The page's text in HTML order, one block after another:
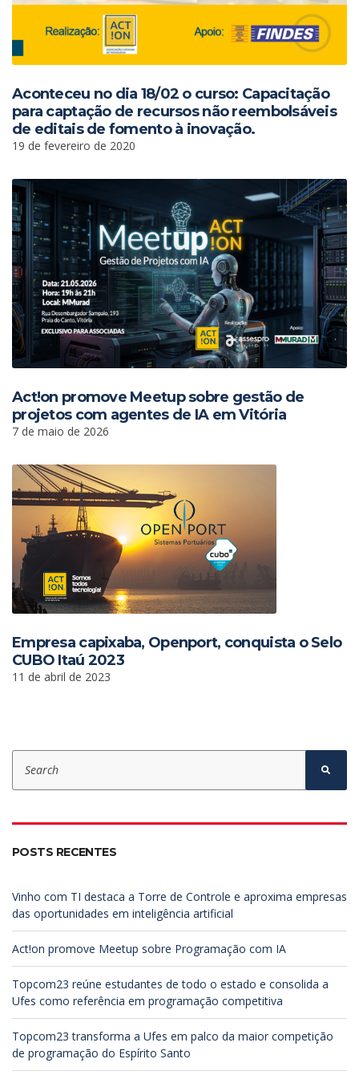
Aconteceu no dia 18/02 o curso: Capacitação
para captação de recursos não reembolsáveis
de editais de fomento à inovação.
19 de fevereiro de 2020
Act!on promove Meetup sobre gestão de
projetos com agentes de IA em Vitória
7 de maio de 2026
Empresa capixaba, Openport, conquista o Selo
CUBO Itaú 2023
11 de abril de 2023
S
h
o
a
POSTS RECENTES
Vinho com TI destaca a Torre de Controle e aproxima empresas
das oportunidades em inteligência artificial
Act!on promove Meetup sobre Programação com IA
Topcom23 reúne estudantes de todo o estado e consolida a
Ufes como referência em programação competitiva
Topcom23 transforma a Ufes em palco da maior competição
de programação do Espírito Santo